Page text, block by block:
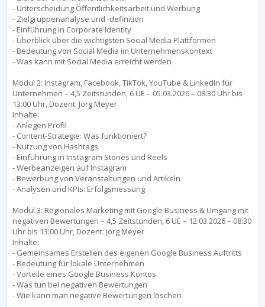
- Unterscheidung Öffentlichkeitsarbeit und Werbung
- Zielgruppenanalyse und -definition
- Einführung in Corporate Identity
- Überblick über die wichtigsten Social Media Plattformen
- Bedeutung von Social Media im Unternehmenskontext
- Was kann mit Social Media erreicht werden
Modul 2: Instagram, Facebook, TikTok, YouTube & LinkedIn für
Unternehmen – 4,5 Zeitstunden, 6 UE – 05.03.2026 – 08:30 Uhr bis
13:00 Uhr, Dozent: Jörg Meyer
Inhalte:
- Anlegen Profil
- Content-Strategie: Was funktioniert?
- Nutzung von Hashtags
- Einführung in Instagram Stories und Reels
- Werbeanzeigen auf Instagram
- Bewerbung von Veranstaltungen und Artikeln
- Analysen und KPIs: Erfolgsmessung
Modul 3: Regionales Marketing mit Google Business & Umgang mit
negativen Bewertungen – 4,5 Zeitstunden, 6 UE – 12.03.2026 – 08:30
Uhr bis 13:00 Uhr, Dozent: Jörg Meyer
Inhalte:
- Gemeinsames Erstellen des eigenen Google Business Auftritts
- Bedeutung für lokale Unternehmen
- Vorteile eines Google Business Kontos
- Was tun bei negativen Bewertungen
- Wie kann man negative Bewertungen löschen